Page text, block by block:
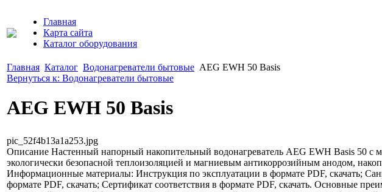
Главная
Карта сайта
Каталог оборудования
Главная Каталог Водонагреватели бытовые AEG EWH 50 Basis
Вернуться к: Водонагреватели бытовые
AEG EWH 50 Basis
pic_52f4b13a1a253.jpg
Описание Настенный напорный накопительный водонагреватель AEG EWH Basis 50 с
экологически безопасной теплоизоляцией и магниевым антикоррозийным анодом,
Информационные материалы: Инструкция по эксплуатации в формате PDF, скачать;
формате PDF, скачать; Сертификат соответствия в формате PDF, скачать. Основные